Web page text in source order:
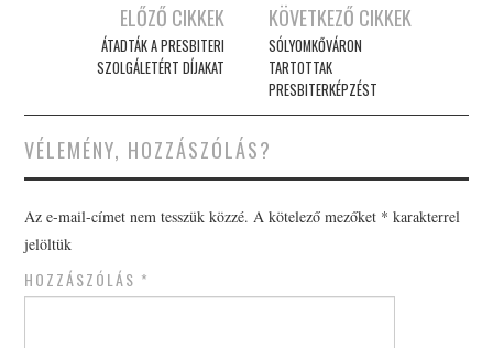
navigation
ELŐZŐ CIKKEK
ÁTADTÁK A PRESBITERI
SZOLGÁLETÉRT DÍJAKAT
KÖVETKEZŐ CIKKEK
SÓLYOMKŐVÁRON
TARTOTTAK
PRESBITERKÉPZÉST
VÉLEMÉNY, HOZZÁSZÓLÁS?
Az e-mail-címet nem tesszük közzé. A kötelező mezőket * karakterrel
jelöltük
HOZZÁSZÓLÁS *